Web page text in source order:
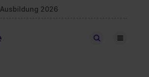
Ausbildung 2026
Stellen finden